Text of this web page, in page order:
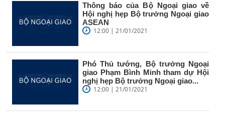
Thông báo của Bộ Ngoại giao về
Hội nghị hẹp Bộ trưởng Ngoại giao
ASEAN
12:00 | 21/01/2021
Phó Thủ tướng, Bộ trưởng Ngoại
giao Phạm Bình Minh tham dự Hội
nghị hẹp Bộ trưởng Ngoại giao...
12:00 | 21/01/2021